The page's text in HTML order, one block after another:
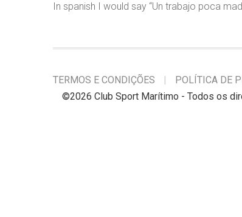
In spanish I would say “Un trabajo poca
TERMOS E CONDIÇÕES POLÍTICA DE
©2026 Club Sport Marítimo - Todos os